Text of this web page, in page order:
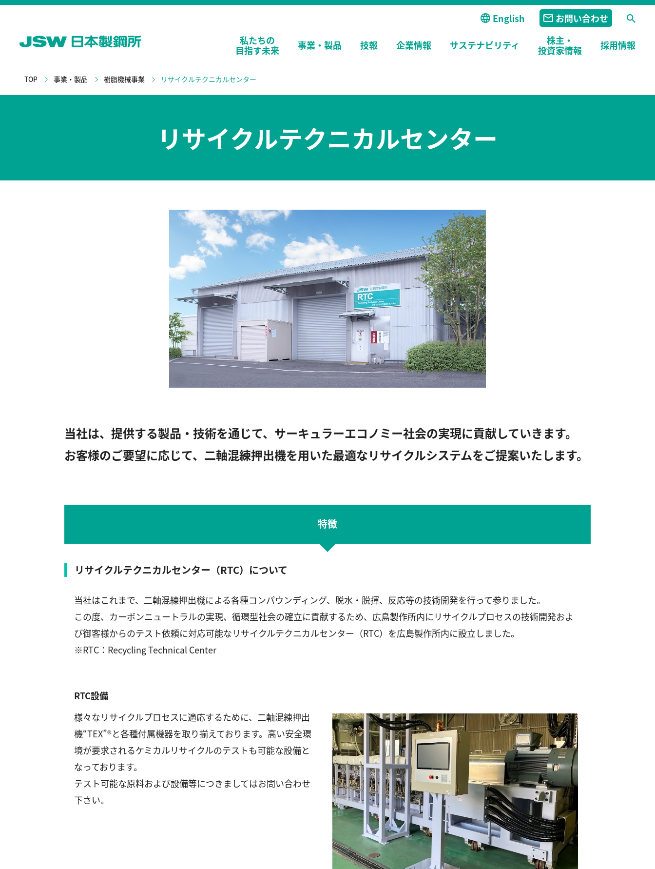
私たちの
目指す未来
事業・ 製品 技報 企業情報 サステナビリティ
株主・
投資家情報
採用情報
English お問い合わせ
TOP 事業・製品 樹脂機械事業 リサイクルテクニカルセンター
リサイクルテクニカルセンター
当社は、提供する製品・技術を通じて、サーキュラーエコノミー社会の実現に貢献していきます。
お客様のご要望に応じて、二軸混練押出機を用いた最適なリサイクルシステムをご提案いたします。
特徴
リサイクルテクニカルセンター（RTC）について
当社はこれまで、二軸混練押出機による各種コンパウンディング、脱水・脱揮、反応等の技術開発を行って参りました。
この度、カーボンニュートラルの実現、循環型社会の確立に貢献するため、広島製作所内にリサイクルプロセスの技術開発およ
び御客様からのテスト依頼に対応可能なリサイクルテクニカルセンター（RTC）を広島製作所内に設立しました。
※RTC：Recycling Technical Center
RTC設備
様々なリサイクルプロセスに適応するために、二軸混練押出
機“TEX”®と各種付属機器を取り揃えております。高い安全環
境が要求されるケミカルリサイクルのテストも可能な設備と
なっております。
テスト可能な原料および設備等につきましてはお問い合わせ
下さい。